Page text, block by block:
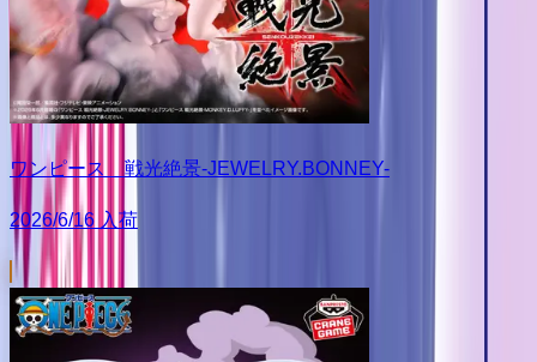
ワンピース 戦光絶景-JEWELRY.BONNEY-
2026/6/16 入荷